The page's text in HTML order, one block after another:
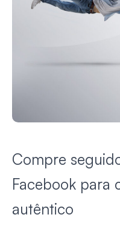
Compre
Facebook para
autêntico